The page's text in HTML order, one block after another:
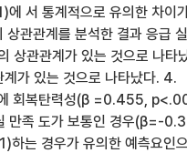
서 통계적으로 유의한 차이
관관계를 분석한 결과 응급 실
관관계가 있는 것으로 나타
가 있는 것으로 나타났다. 4.
에 회복탄력성(β =0.455,
만족 도가 보통인 경우(β=-
는 경우가 유의한 예측요인